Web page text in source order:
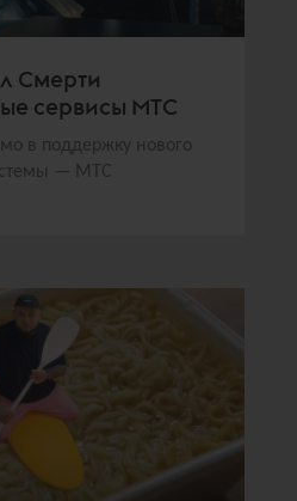
Смерти
сервисы МТС
в поддержку нового
— МТС